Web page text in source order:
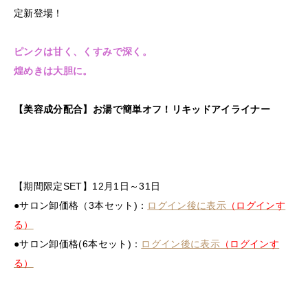
定新登場！
ピンクは甘く、くすみで深く。
煌めきは大胆に。
【美容成分配合】お湯で簡単オフ！リキッドアイライナー
【期間限定SET】12月1日～31日
●サロン卸価格（3本セット)： ログイン後に表示 （ログインす
る）
●サロン卸価格(6本セット)： ログイン後に表示 （ログインす
る）